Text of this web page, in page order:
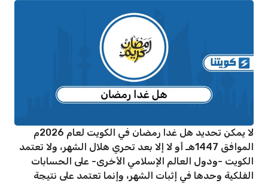
لا يمكن تحديد هل غدا رمضان في الكويت لعام 2026م
الموافق 1447هـ أو لا إلا بعد تحري هلال الشهر، ولا تعتمد
الكويت -ودول العالم الإسلامي الأخرى- على الحسابات
الفلكية وحدها في إثبات الشهر، وإنما تعتمد على نتيجة